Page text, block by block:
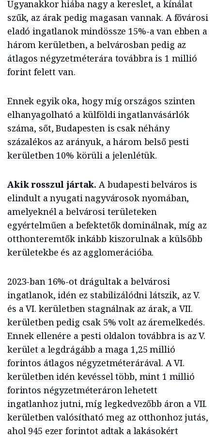
Ugyanakkor hiába nagy a kereslet, a kínálat
szűk, az árak pedig magasan vannak. A fővárosi
eladó ingatlanok mindössze 15%-a van ebben a
három kerületben, a belvárosban pedig az
átlagos négyzetméterára továbbra is 1 millió
forint felett van.
Ennek egyik oka, hogy míg országos szinten
elhanyagolható a külföldi ingatlanvásárlók
száma, sőt, Budapesten is csak néhány
százalékos az arányuk, a három belső pesti
kerületben 10% körüli a jelenlétük.
Akik rosszul jártak. A budapesti belváros is
elindult a nyugati nagyvárosok nyomában,
amelyeknél a belvárosi területeken
egyértelműen a befektetők dominálnak, míg az
otthonteremtők inkább kiszorulnak a külsőbb
kerületekbe és az agglomerációba.
2023-ban 16%-ot drágultak a belvárosi
ingatlanok, idén ez stabilizálódni látszik, az V.
és a VI. kerületben stagnálnak az árak, a VII.
kerületben pedig csak 5% volt az áremelkedés.
Ennek ellenére a pesti oldalon továbbra is az V.
kerület a legdrágább a maga 1,25 millió
forintos átlagos négyzetméterárával. A VI.
kerületben idén kevéssel több, mint 1 millió
forintos négyzetméteráron lehetett
ingatlanhoz jutni, míg legkedvezőbb áron a VII.
kerületben valósítható meg az otthonhoz jutás,
ahol 945 ezer forintot adtak a lakásokért